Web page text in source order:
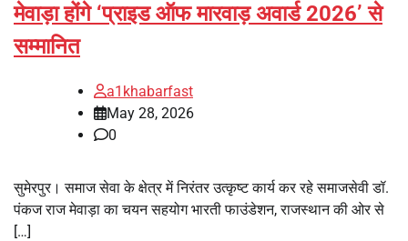
मेवाड़ा होंगे ‘प्राइड ऑफ मारवाड़ अवार्ड 2026’ से
सम्मानित
a1khabarfast
May 28, 2026
0
सुमेरपुर। समाज सेवा के क्षेत्र में निरंतर उत्कृष्ट कार्य कर रहे समाजसेवी डॉ.
पंकज राज मेवाड़ा का चयन सहयोग भारती फाउंडेशन, राजस्थान की ओर से
[…]